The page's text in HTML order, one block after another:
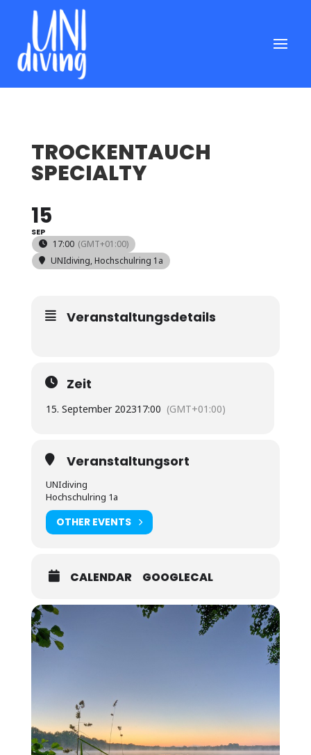
TROCKENTAUCH
SPECIALTY
15
SEP
17:00 (GMT+01:00)
UNIdiving, Hochschulring 1a
Veranstaltungsdetails
Zeit
15. September 202317:00 (GMT+01:00)
Veranstaltungsort
UNIdiving
Hochschulring 1a
OTHER EVENTS
CALENDAR GOOGLECAL